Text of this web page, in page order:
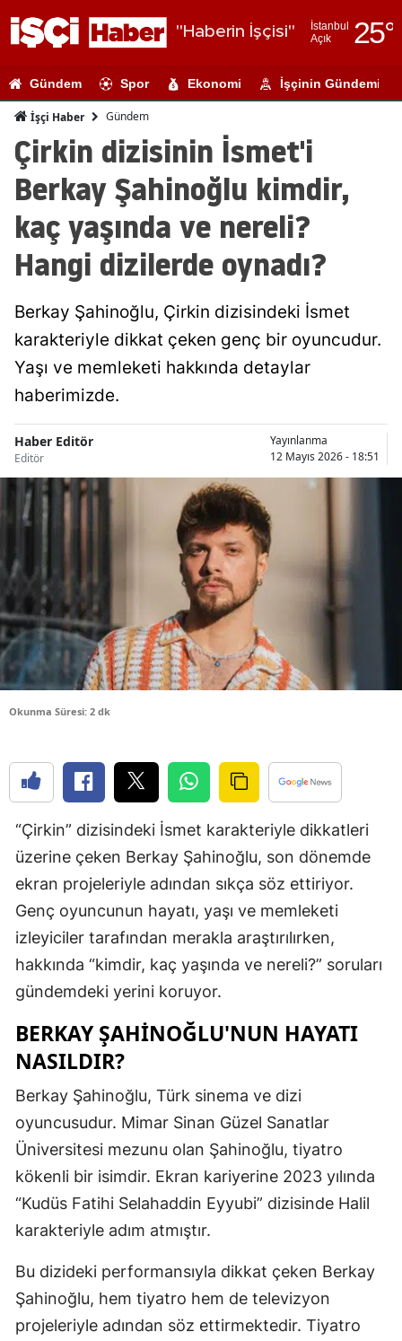
"Haberin İşçisi"
İstanbul
Açık
25°
Adıyaman
Amasya
Artvin
Aydın
Bilecik
Bingöl
Burdur
Bursa
Çankırı
Diyarbakır
Edirne
Elazığ
Erzincan
Erzurum
Eskişehir
Giresun
Hakkari
Hatay
Isparta
İstanbul
İzmir
Gündem Spor Ekonomi İşçinin Gündemi
İşçi Haber Gündem
Çirkin dizisinin İsmet'i
Berkay Şahinoğlu kimdir,
kaç yaşında ve nereli?
Hangi dizilerde oynadı?
Berkay Şahinoğlu, Çirkin dizisindeki İsmet
karakteriyle dikkat çeken genç bir oyuncudur.
Yaşı ve memleketi hakkında detaylar
haberimizde.
Haber Editör
Editör
Yayınlanma
12 Mayıs 2026 - 18:51
Okunma Süresi: 2 dk
“Çirkin” dizisindeki İsmet karakteriyle dikkatleri
üzerine çeken Berkay Şahinoğlu, son dönemde
ekran projeleriyle adından sıkça söz ettiriyor.
Genç oyuncunun hayatı, yaşı ve memleketi
izleyiciler tarafından merakla araştırılırken,
hakkında “kimdir, kaç yaşında ve nereli?” soruları
gündemdeki yerini koruyor.
BERKAY ŞAHINOĞLU'NUN HAYATI
NASILDIR?
Berkay Şahinoğlu, Türk sinema ve dizi
oyuncusudur. Mimar Sinan Güzel Sanatlar
Üniversitesi mezunu olan Şahinoğlu, tiyatro
kökenli bir isimdir. Ekran kariyerine 2023 yılında
“Kudüs Fatihi Selahaddin Eyyubi” dizisinde Halil
karakteriyle adım atmıştır.
Bu dizideki performansıyla dikkat çeken Berkay
Şahinoğlu, hem tiyatro hem de televizyon
projeleriyle adından söz ettirmektedir. Tiyatro